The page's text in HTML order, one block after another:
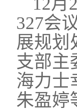
327会
展规划
支部主
海力士
朱盈婷